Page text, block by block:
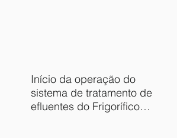
Início da operação do
sistema de tratamento de
efluentes do Frigorífico